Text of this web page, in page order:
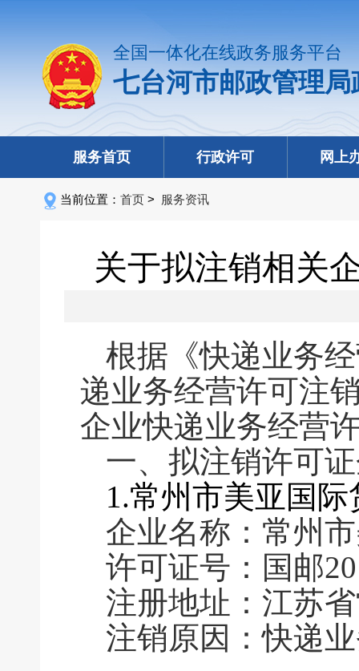
全国一体化在线政务服务平台
七台河市邮政管理
服务首页 行政许可 网上
当前位置： 首页 > 服务资讯
关于拟注销相关
根据《快递业务
递业务经营许可注
企业快递业务经营
一、拟注销许可
1.常州市美亚国
企业名称：常州
许可证号：国邮
注册地址：江苏
注销原因：快递